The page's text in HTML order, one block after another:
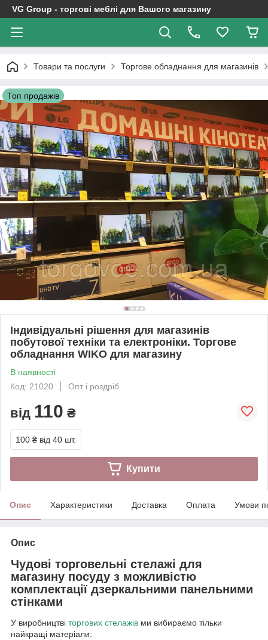
VG Group - торгові меблі для Вашого магазину
Товари та послуги Торгове обладнання для магазинів
Топ продажів
Індивідуальні рішення для магазинів
побутової техніки та електроніки. Торгове
обладнання WIKO для магазину
В наявності
Код: 21020
Опт і роздріб
від 110 ₴
100 ₴ від 40 шт.
Купити
Опис Характеристики Доставка Оплата Умови
Опис
Чудові торговельні стелажі для
магазину посуду з можливістю
комплектації дзеркальними панельними
стінками
У виробництві торгових стелажів ми вибираємо тільки
найкращі матеріали: